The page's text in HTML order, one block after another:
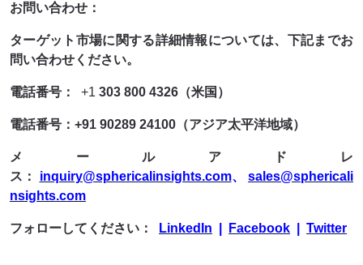
お問い合わせ：
ターゲット市場に関する詳細情報については、下記までお
問い合わせください。
電話番号： +1 303 800 4326（米国）
電話番号：+91 90289 24100（アジア太平洋地域）
メールアドレ
ス： inquiry@sphericalinsights.com、
sales@sphericali
nsights.com
フォローしてください： LinkedIn Facebook Twitter